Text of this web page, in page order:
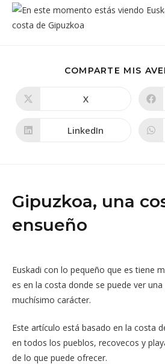
COMPARTE MIS
una
nueva
X
Se
LinkedIn
Gipuzkoa, una
ensueño
Euskadi con lo pequeño que es tiene
es en la costa donde se puede ver
muchísimo carácter.
Este artículo está basado en la costa
en todos los pueblos, recovecos y
de lo que puede ofrecer.